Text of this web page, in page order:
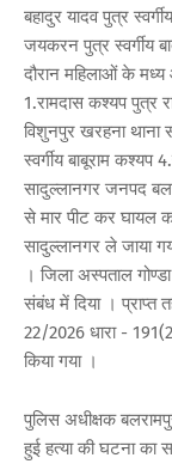
बहादुर यादव पुत्र
जयकरन पुत्र स्वर्गीय
दौरान महिलाओं के
1.रामदास कश्यप पुत्र
विशुनपुर खरहना
स्वर्गीय बाबूराम कश्यप
सादुल्लानगर जनपद
से मार पीट कर घायल
सादुल्लानगर ले जाया
। जिला अस्पताल
संबंध में दिया । प्राप्त
22/2026 धारा -
किया गया ।
पुलिस अधीक्षक
हुई हत्या की घटना का